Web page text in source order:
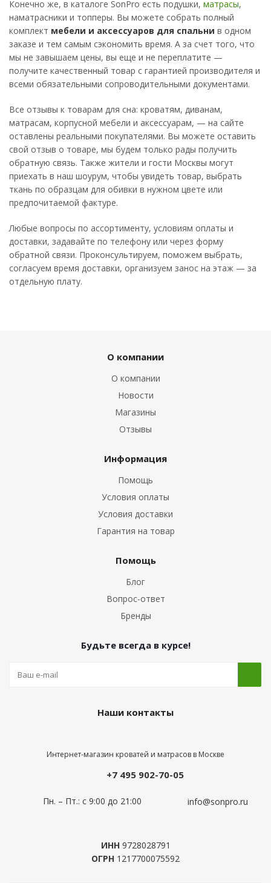
Конечно же, в каталоге SonPro есть подушки, матрасы,
наматрасники и топперы. Вы можете собрать полный
комплект мебели и аксессуаров для спальни в одном
заказе и тем самым сэкономить время. А за счет того, что
мы не завышаем цены, вы еще и не переплатите —
получите качественный товар с гарантией производителя и
всеми обязательными сопроводительными документами.
Все отзывы к товарам для сна: кроватям, диванам,
матрасам, корпусной мебели и аксессуарам, — на сайте
оставлены реальными покупателями. Вы можете оставить
свой отзыв о товаре, мы будем только рады получить
обратную связь. Также жители и гости Москвы могут
приехать в наш шоурум, чтобы увидеть товар, выбрать
ткань по образцам для обивки в нужном цвете или
предпочитаемой фактуре.
Любые вопросы по ассортименту, условиям оплаты и
доставки, задавайте по телефону или через форму
обратной связи. Проконсультируем, поможем выбрать,
согласуем время доставки, организуем занос на этаж — за
отдельную плату.
О компании
О компании
Новости
Магазины
Отзывы
Информация
Помощь
Условия оплаты
Условия доставки
Гарантия на товар
Помощь
Блог
Вопрос-ответ
Бренды
Будьте всегда в курсе!
Наши контакты
Интернет-магазин кроватей и матрасов в Москве
+7 495 902-70-05
Пн. – Пт.: с 9:00 до 21:00 info@sonpro.ru
ИНН9728028791
ОГРН 1217700075592